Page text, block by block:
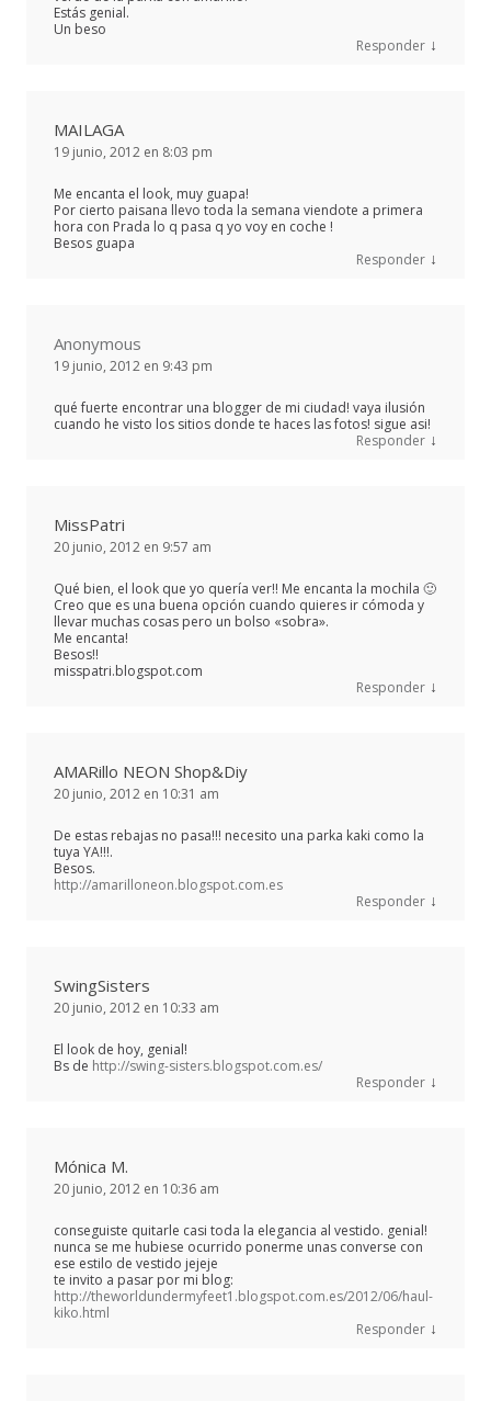
Estás genial.
Un beso
Responder ↓
MAILAGA
19 junio, 2012 en 8:03 pm
Me encanta el look, muy guapa!
Por cierto paisana llevo toda la semana viendote a primera
hora con Prada lo q pasa q yo voy en coche !
Besos guapa
Responder ↓
Anonymous
19 junio, 2012 en 9:43 pm
qué fuerte encontrar una blogger de mi ciudad! vaya ilusión
cuando he visto los sitios donde te haces las fotos! sigue asi!
Responder ↓
MissPatri
20 junio, 2012 en 9:57 am
Qué bien, el look que yo quería ver!! Me encanta la mochila 🙂
Creo que es una buena opción cuando quieres ir cómoda y
llevar muchas cosas pero un bolso «sobra».
Me encanta!
Besos!!
misspatri.blogspot.com
Responder ↓
AMARillo NEON Shop&Diy
20 junio, 2012 en 10:31 am
De estas rebajas no pasa!!! necesito una parka kaki como la
tuya YA!!!.
Besos.
http://amarilloneon.blogspot.com.es
Responder ↓
SwingSisters
20 junio, 2012 en 10:33 am
El look de hoy, genial!
Bs de http://swing-sisters.blogspot.com.es/
Responder ↓
Mónica M.
20 junio, 2012 en 10:36 am
conseguiste quitarle casi toda la elegancia al vestido. genial!
nunca se me hubiese ocurrido ponerme unas converse con
ese estilo de vestido jejeje
te invito a pasar por mi blog:
http://theworldundermyfeet1.blogspot.com.es/2012/06/haul-
kiko.html
Responder ↓